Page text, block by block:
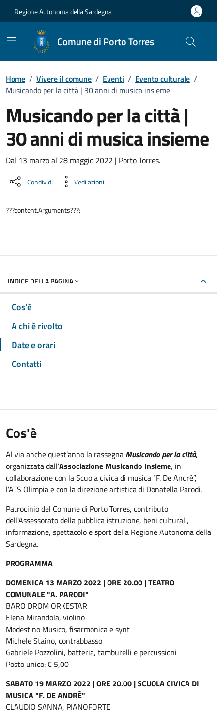
Regione Autonoma della Sardegna
Comune di Porto Torres
Home / Vivere il comune / Eventi / Evento culturale /
Musicando per la città | 30 anni di musica insieme
Musicando per la città |
30 anni di musica insieme
Dettaglio dell'evento
Dal 13 marzo al 28 maggio 2022 | Porto Torres.
Condividi Vedi azioni
???content.Arguments???:
INDICE DELLA PAGINA
Cos'è
A chi è rivolto
Date e orari
Contatti
Cos'è
Al via anche quest’anno la rassegna Musicando per la città,
organizzata dall’Associazione Musicando Insieme, in
collaborazione con la Scuola civica di musica “F. De Andrè”,
l’ATS Olimpia e con la direzione artistica di Donatella Parodi.
Patrocinio del Comune di Porto Torres, contributo
dell'Assessorato della pubblica istruzione, beni culturali,
informazione, spettacolo e sport della Regione Autonoma della
Sardegna.
PROGRAMMA
DOMENICA 13 MARZO 2022 | ORE 20.00 | TEATRO
COMUNALE "A. PARODI"
BARO DROM ORKESTAR
Elena Mirandola, violino
Modestino Musico, fisarmonica e synt
Michele Staino, contrabbasso
Gabriele Pozzolini, batteria, tamburelli e percussioni
Posto unico: € 5,00
SABATO 19 MARZO 2022 | ORE 20.00 | SCUOLA CIVICA DI
MUSICA "F. DE ANDRÈ"
CLAUDIO SANNA, PIANOFORTE